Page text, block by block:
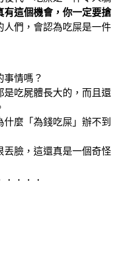
有這個機會，你一定要搶
人們，會認為吃屎是一件
情嗎？
是吃屍體長大的，而且還
麼「為錢吃屎」辦不到
丟臉，這還真是一個奇怪
．．．